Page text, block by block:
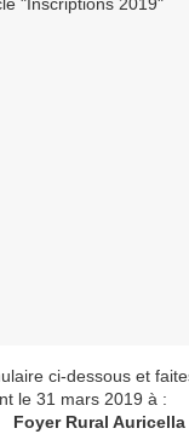
ci-dessous et
le 31 mars 2019 à :
Foyer Rural Auricella